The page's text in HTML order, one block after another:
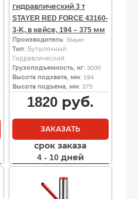
гидравлический 3 т
STAYER RED FORCE 43160-
3-K, в кейсе, 194 – 375 мм
Производитель: Stayer
Тип: Бутылочный,
Гидравлический
Грузоподъемность, кг: 3000
Высота подхвата, мм: 194
Высота подъема, мм: 375
1820руб.
ЗАКАЗАТЬ
срок заказа
4 - 10 дней